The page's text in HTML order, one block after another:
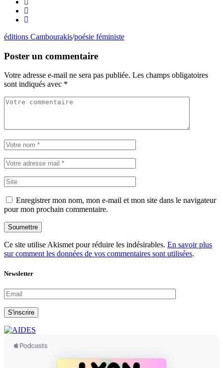
éditions Cambourakis/poésie féministe
Poster un commentaire
Votre adresse e-mail ne sera pas publiée. Les champs obligatoires
sont indiqués avec *
Enregistrer mon nom, mon e-mail et mon site dans le navigateur
pour mon prochain commentaire.
Soumettre
Ce site utilise Akismet pour réduire les indésirables. En savoir plus
sur comment les données de vos commentaires sont utilisées.
Newsletter
S'inscrire